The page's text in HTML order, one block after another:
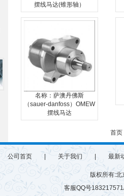
摆线马达(锥形轴）
名称：萨澳丹佛斯
（sauer-danfoss）OMEW
摆线马达
首
公司首页| 关于我们 | 最新
版权所有:
客服QQ号